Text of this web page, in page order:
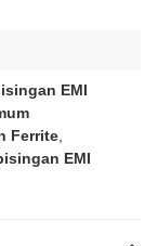
EMI
Ferrite
EMI